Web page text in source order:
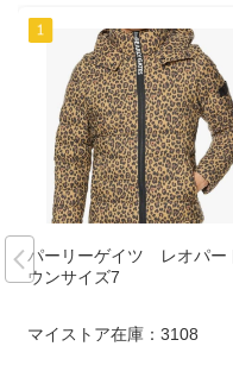
パーリーゲイツ レオパー
ウンサイズ7
マイストア在庫： 3108